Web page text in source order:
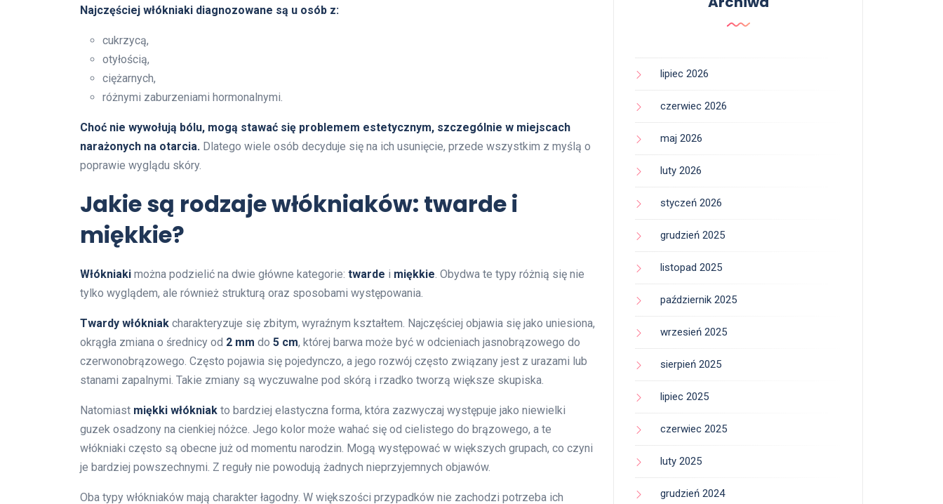
Najczęściej włókniaki diagnozowane są u osób z:
cukrzycą,
otyłością,
ciężarnych,
różnymi zaburzeniami hormonalnymi.
Choć nie wywołują bólu, mogą stawać się problemem estetycznym, szczególnie w miejscach
narażonych na otarcia. Dlatego wiele osób decyduje się na ich usunięcie, przede wszystkim z myślą o
poprawie wyglądu skóry.
Jakie są rodzaje włókniaków: twarde i
miękkie?
Włókniaki można podzielić na dwie główne kategorie: twarde i miękkie. Obydwa te typy różnią się nie
tylko wyglądem, ale również strukturą oraz sposobami występowania.
Twardy włókniak charakteryzuje się zbitym, wyraźnym kształtem. Najczęściej objawia się jako uniesiona,
okrągła zmiana o średnicy od 2 mm do 5 cm, której barwa może być w odcieniach jasnobrązowego do
czerwonobrązowego. Często pojawia się pojedynczo, a jego rozwój często związany jest z urazami lub
stanami zapalnymi. Takie zmiany są wyczuwalne pod skórą i rzadko tworzą większe skupiska.
Natomiast miękki włókniak to bardziej elastyczna forma, która zazwyczaj występuje jako niewielki
guzek osadzony na cienkiej nóżce. Jego kolor może wahać się od cielistego do brązowego, a te
włókniaki często są obecne już od momentu narodzin. Mogą występować w większych grupach, co czyni
je bardziej powszechnymi. Z reguły nie powodują żadnych nieprzyjemnych objawów.
Oba typy włókniaków mają charakter łagodny. W większości przypadków nie zachodzi potrzeba ich
lipiec 2026
czerwiec 2026
maj 2026
luty 2026
styczeń 2026
grudzień 2025
listopad 2025
październik 2025
wrzesień 2025
sierpień 2025
lipiec 2025
czerwiec 2025
luty 2025
grudzień 2024